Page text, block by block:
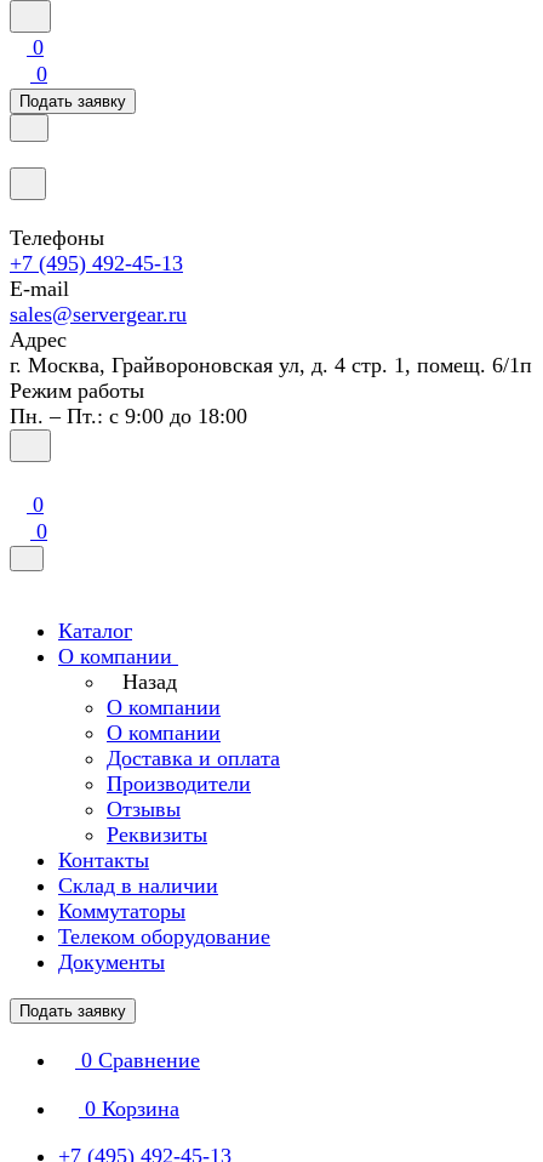
0
0
Подать заявку
Телефоны
+7 (495) 492-45-13
E-mail
sales@servergear.ru
Адрес
г. Москва, Грайвороновская ул, д. 4 стр. 1, помещ. 6/1п
Режим работы
Пн. – Пт.: с 9:00 до 18:00
0
0
Каталог
О компании
Назад
О компании
О компании
Доставка и оплата
Производители
Отзывы
Реквизиты
Контакты
Склад в наличии
Коммутаторы
Телеком оборудование
Документы
Подать заявку
0 Сравнение
0 Корзина
+7 (495) 492-45-13